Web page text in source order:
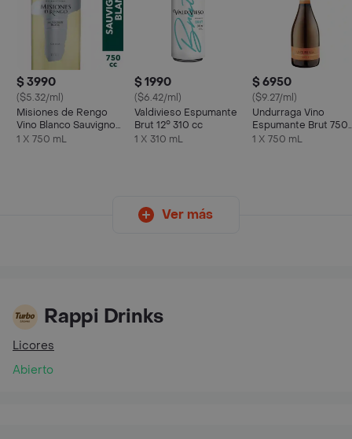
$ 3990
($5.32/ml)
Misiones de Rengo
Vino Blanco Sauvignon
Blanc 750 cc
1 X 750 mL
$ 1990
($6.42/ml)
Valdivieso Espumante
Brut 12° 310 cc
1 X 310 mL
$ 6950
($9.27/ml)
Undurraga Vino
Espumante Brut 750
cc
1 X 750 mL
Ver más
Rappi Drinks
Licores
Abierto